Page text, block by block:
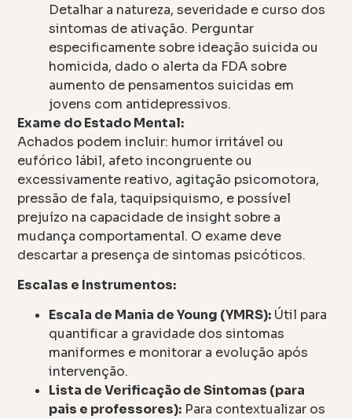
Detalhar a natureza, severidade e curso dos
sintomas de ativação. Perguntar
especificamente sobre ideação suicida ou
homicida, dado o alerta da FDA sobre
aumento de pensamentos suicidas em
jovens com antidepressivos.
Exame do Estado Mental:
Achados podem incluir: humor irritável ou
eufórico lábil, afeto incongruente ou
excessivamente reativo, agitação psicomotora,
pressão de fala, taquipsiquismo, e possível
prejuízo na capacidade de insight sobre a
mudança comportamental. O exame deve
descartar a presença de sintomas psicóticos.
Escalas e Instrumentos:
Escala de Mania de Young (YMRS): Útil para
quantificar a gravidade dos sintomas
maniformes e monitorar a evolução após
intervenção.
Lista de Verificação de Sintomas (para
pais e professores): Para contextualizar os